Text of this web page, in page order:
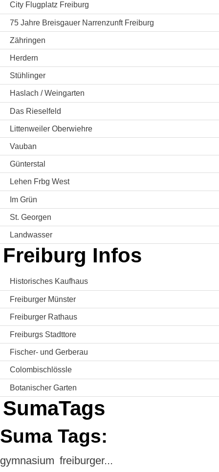
City Flugplatz Freiburg
75 Jahre Breisgauer Narrenzunft Freiburg
Zähringen
Herdern
Stühlinger
Haslach / Weingarten
Das Rieselfeld
Littenweiler Oberwiehre
Vauban
Günterstal
Lehen Frbg West
Im Grün
St. Georgen
Landwasser
Freiburg Infos
Historisches Kaufhaus
Freiburger Münster
Freiburger Rathaus
Freiburgs Stadttore
Fischer- und Gerberau
Colombischlössle
Botanischer Garten
SumaTags
Suma Tags:
gymnasium freiburger...